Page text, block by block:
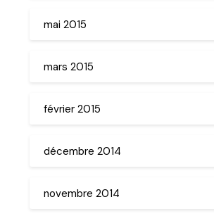
mai 2015
mars 2015
février 2015
décembre 2014
novembre 2014